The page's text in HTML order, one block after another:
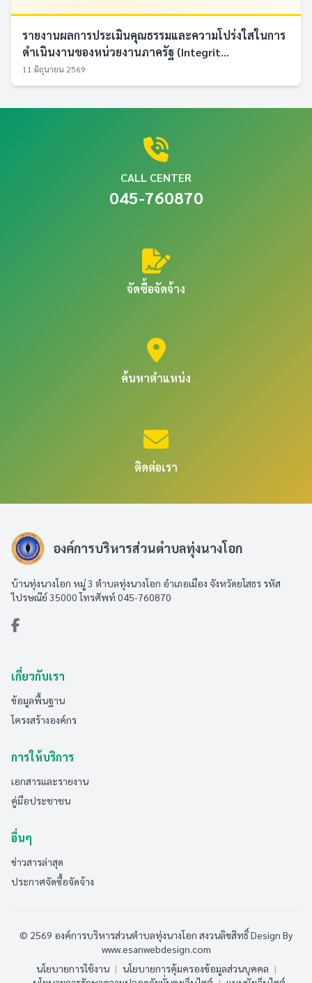
รายงานผลการประเมินคุณธรรมและความโปร่งใสในการ
ดำเนินงานของหน่วยงานภาครัฐ (Integrit...
11 มิถุนายน 2569
CALL CENTER
045-760870
จัดซื้อจัดจ้าง
ค้นหาตำแหน่ง
ติดต่อเรา
องค์การบริหารส่วนตำบลทุ่งนางโอก
บ้านทุ่งนางโอก หมู่ 3 ตำบลทุ่งนางโอก อำเภอเมือง จังหวัดยโสธร รหัส
ไปรษณีย์ 35000 โทรศัพท์ 045-760870
เกี่ยวกับเรา
ข้อมูลพื้นฐาน
โครงสร้างองค์กร
การให้บริการ
เอกสารและรายงาน
คู่มือประชาชน
อื่นๆ
ข่าวสารล่าสุด
ประกาศจัดซื้อจัดจ้าง
© 2569 องค์การบริหารส่วนตำบลทุ่งนางโอก สงวนลิขสิทธิ์Design By
www.esanwebdesign.com
นโยบายการใช้งาน | นโยบายการคุ้มครองข้อมูลส่วนบุคคล |